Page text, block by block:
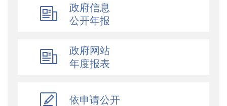
提案议案
执行公开
重大行政决策预公开
减税降费专栏
直达资金
政府信息
公开年报
政府网站
年度报表
依申请公开